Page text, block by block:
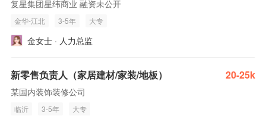
复星集团星纬商业 融资未公开
金华-江北 3-5年 大专
金女士 · 人力总监
新零售负责人（家居建材/家装/地板） 20-25k
某国内装饰装修公司
临沂 3-5年 大专